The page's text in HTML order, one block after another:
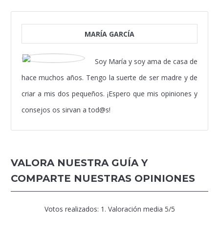
MARÍA GARCÍA
Soy María y soy ama de casa de
hace muchos años. Tengo la suerte de ser madre y de
criar a mis dos pequeños. ¡Espero que mis opiniones y
consejos os sirvan a tod@s!
VALORA NUESTRA GUÍA Y
COMPARTE NUESTRAS OPINIONES
Votos realizados: 1 . Valoración media 5/5